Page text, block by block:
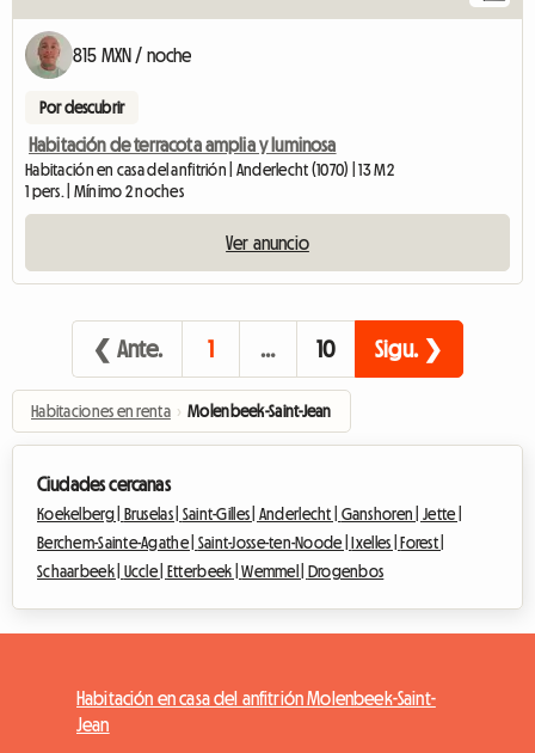
815 MXN / noche
Por descubrir
Habitación de terracota amplia y luminosa
Habitación en casa del anfitrión | Anderlecht (1070) | 13 M2
1 pers. | Mínimo 2 noches
Ver anuncio
❮ Ante. 1 … 10 Sigu. ❯
Habitaciones en renta › Molenbeek-Saint-Jean
Ciudades cercanas
Koekelberg | Bruselas | Saint-Gilles | Anderlecht | Ganshoren | Jette |
Berchem-Sainte-Agathe | Saint-Josse-ten-Noode | Ixelles |
Forest |
Schaarbeek | Uccle | Etterbeek |Wemmel | Drogenbos
Habitación en casa del anfitrión Molenbeek-Saint-
Jean